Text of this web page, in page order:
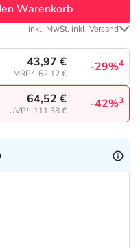
Warenkorb
inkl. MwSt. inkl. Versand
43,97 €
MRP² 62,12 € -29%4
64,52 €
UVP¹ 111,38 € -42%3